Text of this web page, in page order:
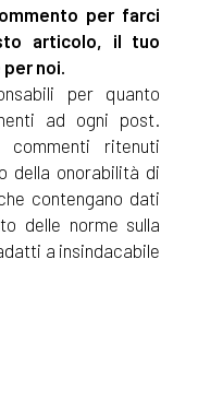
per farci
articolo, il tuo
noi.
per quanto
ad ogni post.
ritenuti
della onorabilità di
contengano dati
delle norme sulla
a insindacabile